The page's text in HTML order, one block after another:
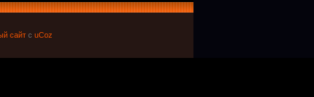
сайт с uCoz